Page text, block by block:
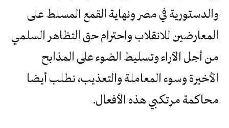
والدستورية في مصر ونهاية القمع المسلط على
المعارضين للانقلاب واحترام حق التظاهر السلمي
من أجل الآراء وتسليط الضوء على المذابح
الأخيرة وسوء المعاملة والتعذيب، نطلب أيضا
محاكمة مرتكبي هذه الأفعال.